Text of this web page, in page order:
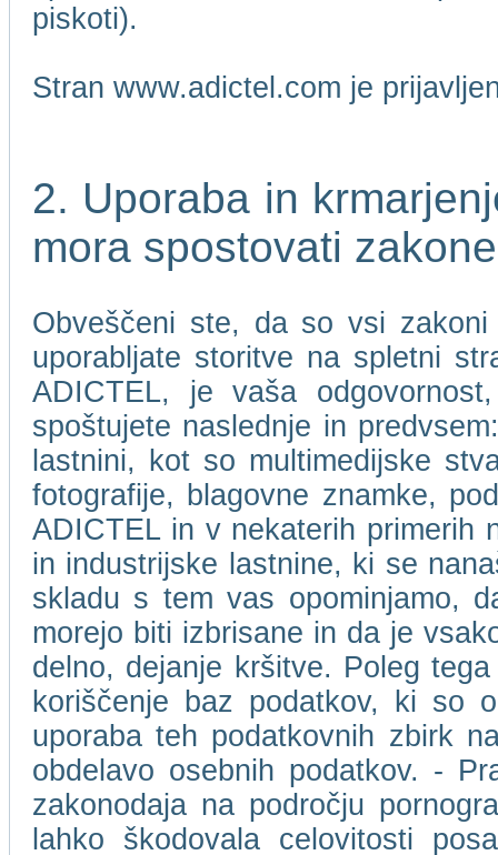
piskoti).
Stran www.adictel.com je
2. Uporaba in
mora spostovati
Obveščeni ste, da so vsi
uporabljate storitve na spletni
ADICTEL, je vaša
spoštujete naslednje in
lastnini, kot so multimedijske
fotografije, blagovne znamke,
ADICTEL in v nekaterih primerih
in industrijske lastnine, ki se
skladu s tem vas opominjamo,
morejo biti izbrisane in da je
delno, dejanje kršitve. Poleg
koriščenje baz podatkov, ki so
uporaba teh podatkovnih zbirk
obdelavo osebnih podatkov. -
zakonodaja na področju
lahko škodovala celovitosti